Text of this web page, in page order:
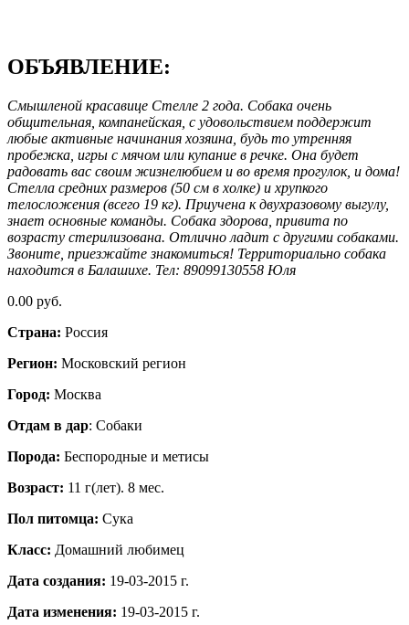
ОБЪЯВЛЕНИЕ:
Смышленой красавице Стелле 2 года. Собака очень
общительная, компанейская, с удовольствием поддержит
любые активные начинания хозяина, будь то утренняя
пробежка, игры с мячом или купание в речке. Она будет
радовать вас своим жизнелюбием и во время прогулок, и дома!
Стелла средних размеров (50 см в холке) и хрупкого
телосложения (всего 19 кг). Приучена к двухразовому выгулу,
знает основные команды. Собака здорова, привита по
возрасту стерилизована. Отлично ладит с другими собаками.
Звоните, приезжайте знакомиться! Территориально собака
находится в Балашихе. Тел: 89099130558 Юля
0.00 руб.
Страна: Россия
Регион: Московский регион
Город: Москва
Отдам в дар: Собаки
Порода: Бeспородные и метисы
Возраст: 11 г(лет). 8 мес.
Пол питомца: Сука
Класс: Домашний любимец
Дата создания: 19-03-2015 г.
Дата изменения: 19-03-2015 г.